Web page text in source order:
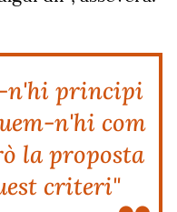
n'hi principi
n'hi com
la proposta
criteri"